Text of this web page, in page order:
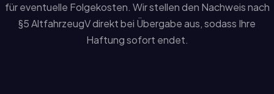
für eventuelle Folgekosten. Wir stellen den Nachweis nach
§5 AltfahrzeugV direkt bei Übergabe aus, sodass Ihre
Haftung sofort endet.